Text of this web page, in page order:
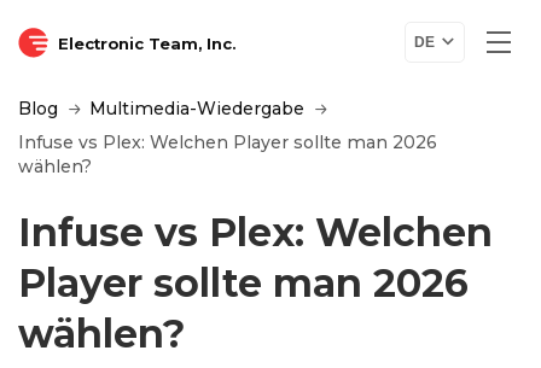
Electronic Team, Inc. DE
Blog
Multimedia-Wiedergabe
Infuse vs Plex: Welchen Player sollte man 2026
wählen?
Infuse vs Plex: Welchen
Player sollte man 2026
wählen?